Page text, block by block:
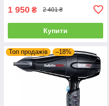
1 950 ₴ 2 401 ₴
Купити
Топ продажів –18%